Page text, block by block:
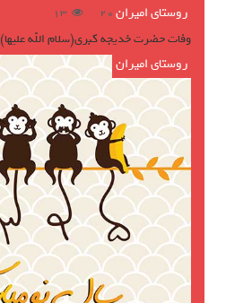
روستای امیران
ژوئن 16, 2016 13
وفات حضرت خدیجه کبری(سلام الله علیها)
روستای امیران